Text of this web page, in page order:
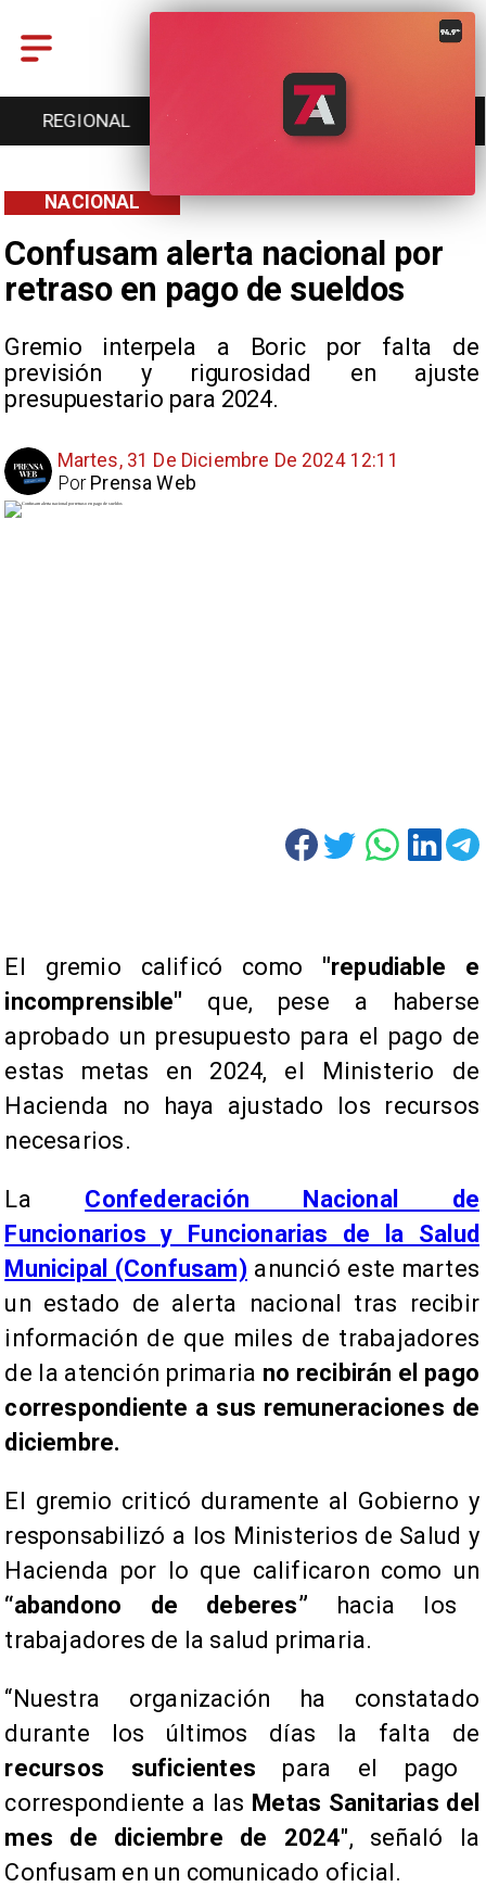
ENTRETENCIÓN DEPORTES
Confusam alerta nacional por
retraso en pago de sueldos
Gremio interpela a Boric por falta de
previsión y rigurosidad en ajuste
presupuestario para 2024.
NACIONAL
Martes, 31 De Diciembre De 2024 12:11
Prensa Web
Por
El gremio calificó como "repudiable e
incomprensible" que, pese a haberse
aprobado un presupuesto para el pago de
estas metas en 2024, el Ministerio de
Hacienda no haya ajustado los recursos
necesarios.
La Confederación Nacional de
Funcionarios y Funcionarias de la Salud
Municipal (Confusam) anunció este martes
un estado de alerta nacional tras recibir
información de que miles de trabajadores
de la atención primaria no recibirán el pago
correspondiente a sus remuneraciones de
diciembre.
El gremio criticó duramente al Gobierno y
responsabilizó a los Ministerios de Salud y
Hacienda por lo que calificaron como un
“abandono de deberes” hacia los
trabajadores de la salud primaria.
“Nuestra organización ha constatado
durante los últimos días la falta de
recursos suficientes para el pago
correspondiente a las Metas Sanitarias del
mes de diciembre de 2024", señaló la
Confusam en un comunicado oficial.